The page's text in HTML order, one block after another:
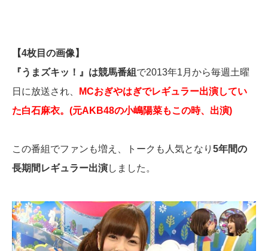
【4枚目の画像】
『うまズキッ！』は競馬番組 で2013年1月から毎週土曜
日に放送され、
MCおぎやはぎでレギュラー出演してい
た白石麻衣。(元AKB48の小嶋陽菜もこの時、出演)
この番組でファンも増え、トークも人気となり 5年間の
長期間レギュラー出演しました。